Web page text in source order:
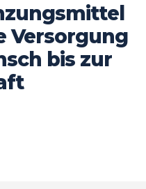
Versorgung
bis zur